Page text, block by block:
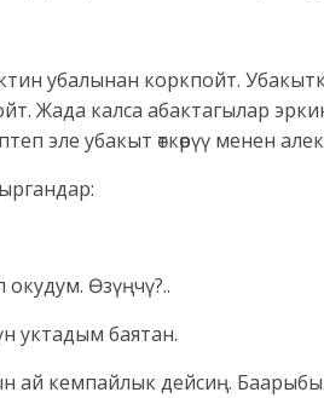
убалынан коркпойт.
Жада калса абактагылар
эле убакыт өткөрүү менен
Өзүңчү?..
уктадым баятан.
кемпайлык дейсиң.